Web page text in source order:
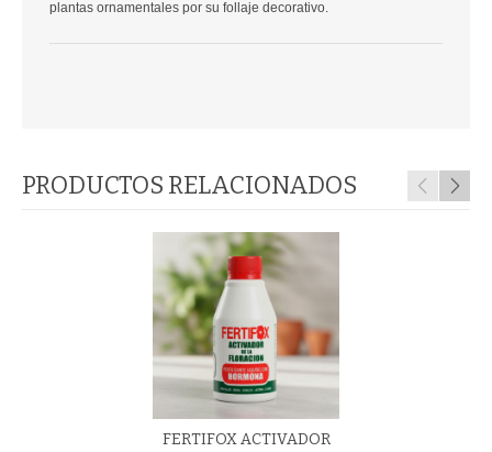
plantas ornamentales por su follaje decorativo.
PRODUCTOS RELACIONADOS
FERTIFOX ACTIVADOR